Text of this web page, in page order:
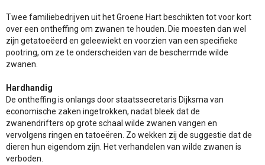
Twee familiebedrijven uit het Groene Hart beschikten tot voor kort
over een ontheffing om zwanen te houden. Die moesten dan wel
zijn getatoeëerd en geleewiekt en voorzien van een specifieke
pootring, om ze te onderscheiden van de beschermde wilde
zwanen.
Hardhandig
De ontheffing is onlangs door staatssecretaris Dijksma van
economische zaken ingetrokken, nadat bleek dat de
zwanendrifters op grote schaal wilde zwanen vangen en
vervolgens ringen en tatoeëren. Zo wekken zij de suggestie dat de
dieren hun eigendom zijn. Het verhandelen van wilde zwanen is
verboden.